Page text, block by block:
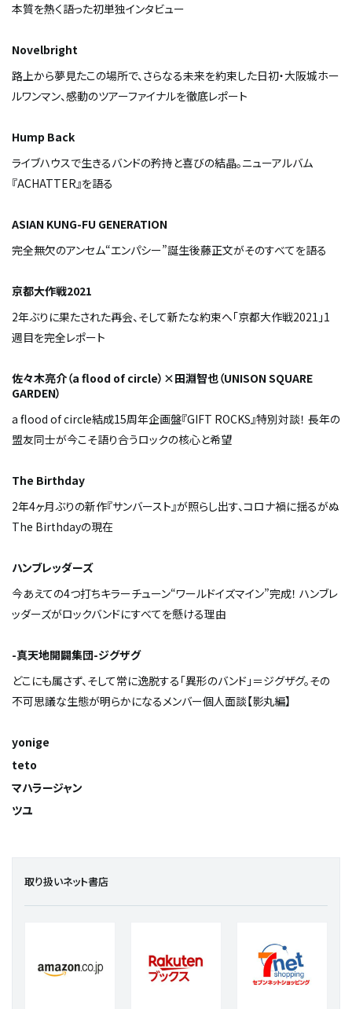
本質を熱く語った初単独インタビュー
Novelbright
路上から夢見たこの場所で、さらなる未来を約束した日――初・大阪城ホー
ルワンマン、感動のツアーファイナルを徹底レポート
Hump Back
ライブハウスで生きるバンドの矜持と喜びの結晶。ニューアルバム
『ACHATTER』を語る
ASIAN KUNG-FU GENERATION
完全無欠のアンセム“エンパシー”誕生――後藤正文がそのすべてを語る
京都大作戦2021
2年ぶりに果たされた再会、そして新たな約束へ――「京都大作戦2021」1
週目を完全レポート
佐々木亮介（a flood of circle）×田淵智也（UNISON SQUARE
GARDEN）
a flood of circle結成15周年企画盤『GIFT ROCKS』特別対談！ 長年の
盟友同士が今こそ語り合うロックの核心と希望
The Birthday
2年4ヶ月ぶりの新作『サンバースト』が照らし出す、コロナ禍に揺るがぬ
The Birthdayの現在
ハンブレッダーズ
今あえての4つ打ちキラーチューン“ワールドイズマイン”完成！ ハンブレ
ッダーズがロックバンドにすべてを懸ける理由
-真天地開闢集団-ジグザグ
どこにも属さず、そして常に逸脱する「異形のバンド」＝ジグザグ。その
不可思議な生態が明らかになるメンバー個人面談【影丸編】
yonige
teto
マハラージャン
ツユ
取り扱いネット書店